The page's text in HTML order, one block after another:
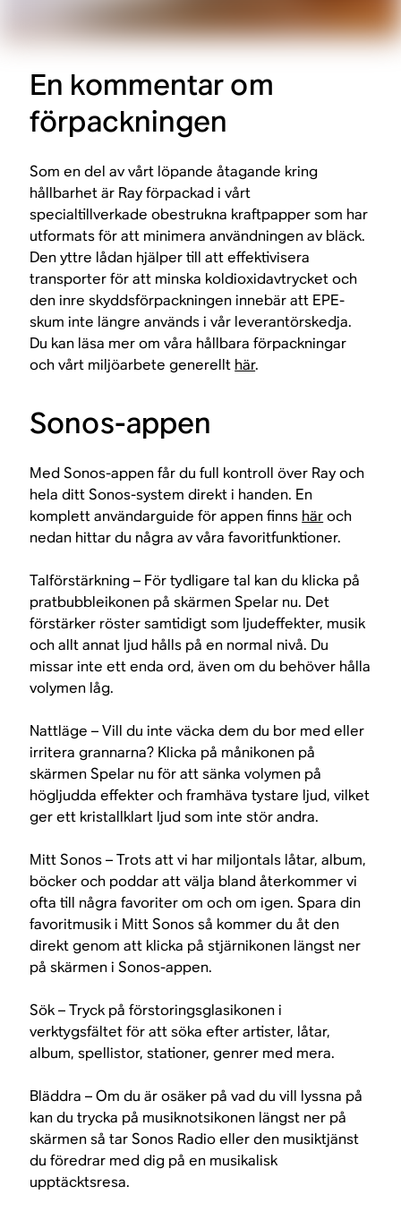
En kommentar om
förpackningen
Som en del av vårt löpande åtagande kring
hållbarhet är Ray förpackad i vårt
specialtillverkade obestrukna kraftpapper som har
utformats för att minimera användningen av bläck.
Den yttre lådan hjälper till att effektivisera
transporter för att minska koldioxidavtrycket och
den inre skyddsförpackningen innebär att EPE-
skum inte längre används i vår leverantörskedja.
Du kan läsa mer om våra hållbara förpackningar
och vårt miljöarbete generellt här.
Sonos-appen
Med Sonos-appen får du full kontroll över Ray och
hela ditt Sonos-system direkt i handen. En
komplett användarguide för appen finns häroch
nedan hittar du några av våra favoritfunktioner.
Talförstärkning – För tydligare tal kan du klicka på
pratbubbleikonen på skärmen Spelar nu. Det
förstärker röster samtidigt som ljudeffekter, musik
och allt annat ljud hålls på en normal nivå. Du
missar inte ett enda ord, även om du behöver hålla
volymen låg.
Nattläge – Vill du inte väcka dem du bor med eller
irritera grannarna? Klicka på månikonen på
skärmen Spelar nu för att sänka volymen på
högljudda effekter och framhäva tystare ljud, vilket
ger ett kristallklart ljud som inte stör andra.
Mitt Sonos – Trots att vi har miljontals låtar, album,
böcker och poddar att välja bland återkommer vi
ofta till några favoriter om och om igen. Spara din
favoritmusik i Mitt Sonos så kommer du åt den
direkt genom att klicka på stjärnikonen längst ner
på skärmen i Sonos-appen.
Sök – Tryck på förstoringsglasikonen i
verktygsfältet för att söka efter artister, låtar,
album, spellistor, stationer, genrer med mera.
Bläddra – Om du är osäker på vad du vill lyssna på
kan du trycka på musiknotsikonen längst ner på
skärmen så tar Sonos Radio eller den musiktjänst
du föredrar med dig på en musikalisk
upptäcktsresa.